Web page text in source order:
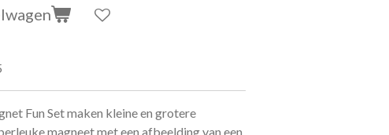
Fun Set maken kleine en grotere
magneet met een afbeelding van een